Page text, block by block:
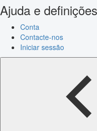
Ajuda e definições
Conta
Contacte-nos
Iniciar sessão